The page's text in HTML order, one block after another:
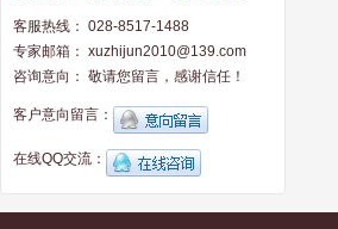
客服热线： 028-8517-1488
专家邮箱： xuzhijun2010@139.com
咨询意向： 敬请您留言，感谢信任！
客户意向留言：
在线QQ交流：